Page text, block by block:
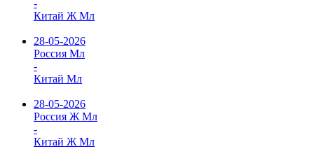
-
Китай Ж Мл
28-05-2026
Россия Мл
-
Китай Мл
28-05-2026
Россия Ж Мл
-
Китай Ж Мл